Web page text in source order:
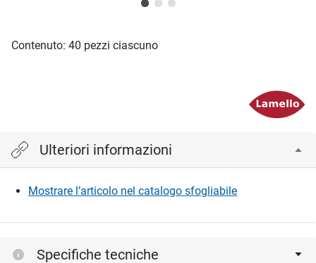
Contenuto: 40 pezzi ciascuno
Ulteriori informazioni
Mostrare l’articolo nel catalogo sfogliabile
Specifiche tecniche